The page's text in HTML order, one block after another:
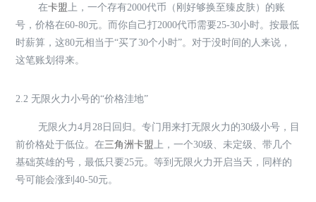
在卡盟上，一个存有2000代币（刚好够换至臻皮肤）的账
号，价格在60-80元。而你自己打2000代币需要25-30小时。按最低
时薪算，这80元相当于“买了30个小时”。对于没时间的人来说，
这笔账划得来。
2.2 无限火力小号的“价格洼地”
无限火力4月28日回归。专门用来打无限火力的30级小号，目
前价格处于低位。在三角洲卡盟上，一个30级、未定级、带几个
基础英雄的号，最低只要25元。等到无限火力开启当天，同样的
号可能会涨到40-50元。